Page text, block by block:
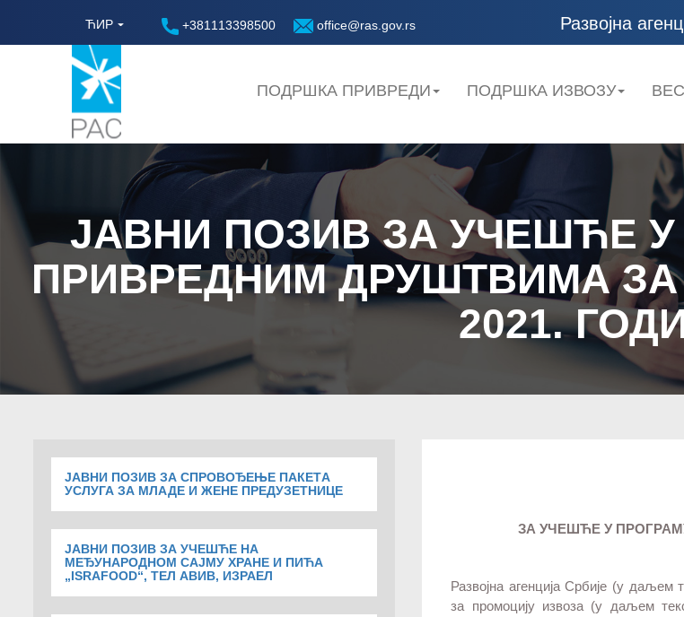
ЋИР +381113398500 office@ras.gov.rs Развојна
ПОДРШКА ПРИВРЕДИ ПОДРШКА ИЗВОЗУ
ЈАВНИ ПОЗИВ ЗА УЧЕШЋЕ
ПРИВРЕДНИМ ДРУШТВИМА
2021.
ЈАВНИ ПОЗИВ ЗА СПРОВОЂЕЊЕ ПАКЕТA
УСЛУГА ЗА МЛАДЕ И ЖЕНЕ ПРЕДУЗЕТНИЦЕ
ЈАВНИ ПОЗИВ ЗА УЧЕШЋЕ НА
МЕЂУНАРОДНОМ САЈМУ ХРАНЕ И ПИЋА
„ISRAFOOD“, ТЕЛ АВИВ, ИЗРАЕЛ
ЗА УЧЕШЋЕ У
Развојна агенција Србије (у
за промоцију извоза (у даљем